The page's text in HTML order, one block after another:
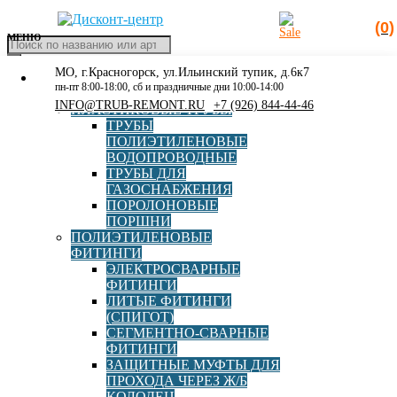
(0)
Поиск
товаров
МЕНЮ
КАТАЛОГ
РАСПРОДАЖА
ПЛАСТИКОВЫЕ ТРУБЫ
ТРУБЫ
ПОЛИЭТИЛЕНОВЫЕ
ВОДОПРОВОДНЫЕ
ТРУБЫ ДЛЯ
ГАЗОСНАБЖЕНИЯ
ПОРОЛОНОВЫЕ
ПОРШНИ
ПОЛИЭТИЛЕНОВЫЕ
ФИТИНГИ
ЭЛЕКТРОСВАРНЫЕ
ФИТИНГИ
ЛИТЫЕ ФИТИНГИ
(СПИГОТ)
СЕГМЕНТНО-СВАРНЫЕ
ФИТИНГИ
ЗАЩИТНЫЕ МУФТЫ ДЛЯ
ПРОХОДА ЧЕРЕЗ Ж/Б
МО, г.Красногорск, ул.Ильинский тупик, д.6к7
пн-пт 8:00-18:00, сб и праздничные дни 10:00-14:00
INFO@TRUB-REMONT.RU +7 (926) 844-44-46
Главная »110х75
110х75
Муфта редукционная электросварная d110х75 SDR11
руб В корзину